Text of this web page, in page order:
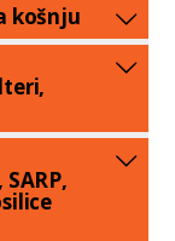
košnju